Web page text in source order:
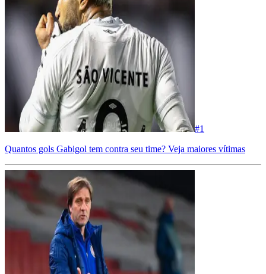
#1
Quantos gols Gabigol tem contra seu time? Veja maiores vítimas